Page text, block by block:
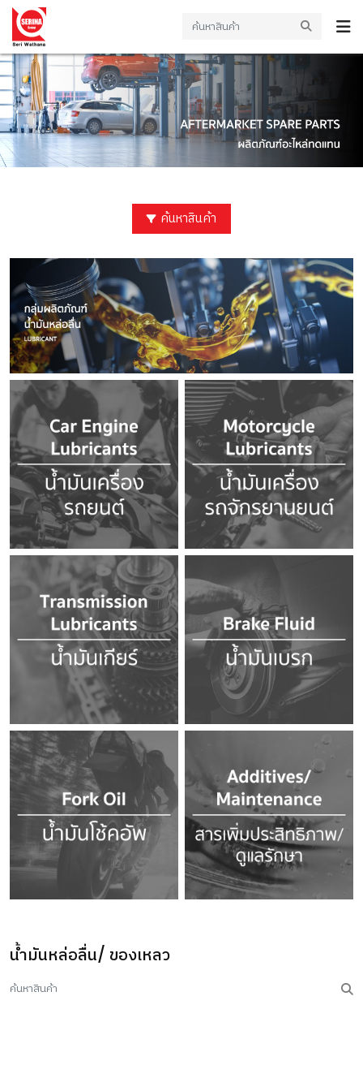
ค้นหาสินค้า
น้ำมันหล่อลื่น/ ของเหลว